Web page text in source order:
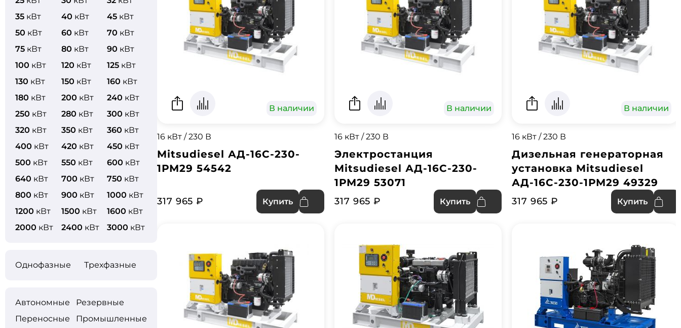
35 кВт 40 кВт 45 кВт
50 кВт 60 кВт 70 кВт
75 кВт 80 кВт 90 кВт
100 кВт 120 кВт 125 кВт
130 кВт 150 кВт 160 кВт
180 кВт 200 кВт 240 кВт
250 кВт 280 кВт 300 кВт
320 кВт 350 кВт 360 кВт
400 кВт 420 кВт 450 кВт
500 кВт 550 кВт 600 кВт
640 кВт 700 кВт 750 кВт
800 кВт 900 кВт 1000 кВт
1200 кВт 1500 кВт 1600 кВт
2000 кВт 2400 кВт 3000 кВт
Однофазные Трехфазные
Автономные
Резервные
Переносные
Промышленные
В наличии
16 кВт / 230 В
Mitsudiesel АД-16С-230-
1РМ29 54542
317 965 ₽ Купить
В наличии
16 кВт / 230 В
Электростанция
Mitsudiesel АД-16С-230-
1РМ29 53071
317 965 ₽ Купить
В наличии
16 кВт / 230 В
Дизельная генераторная
установка Mitsudiesel
АД-16С-230-1РМ29 49329
317 965 ₽ Купить